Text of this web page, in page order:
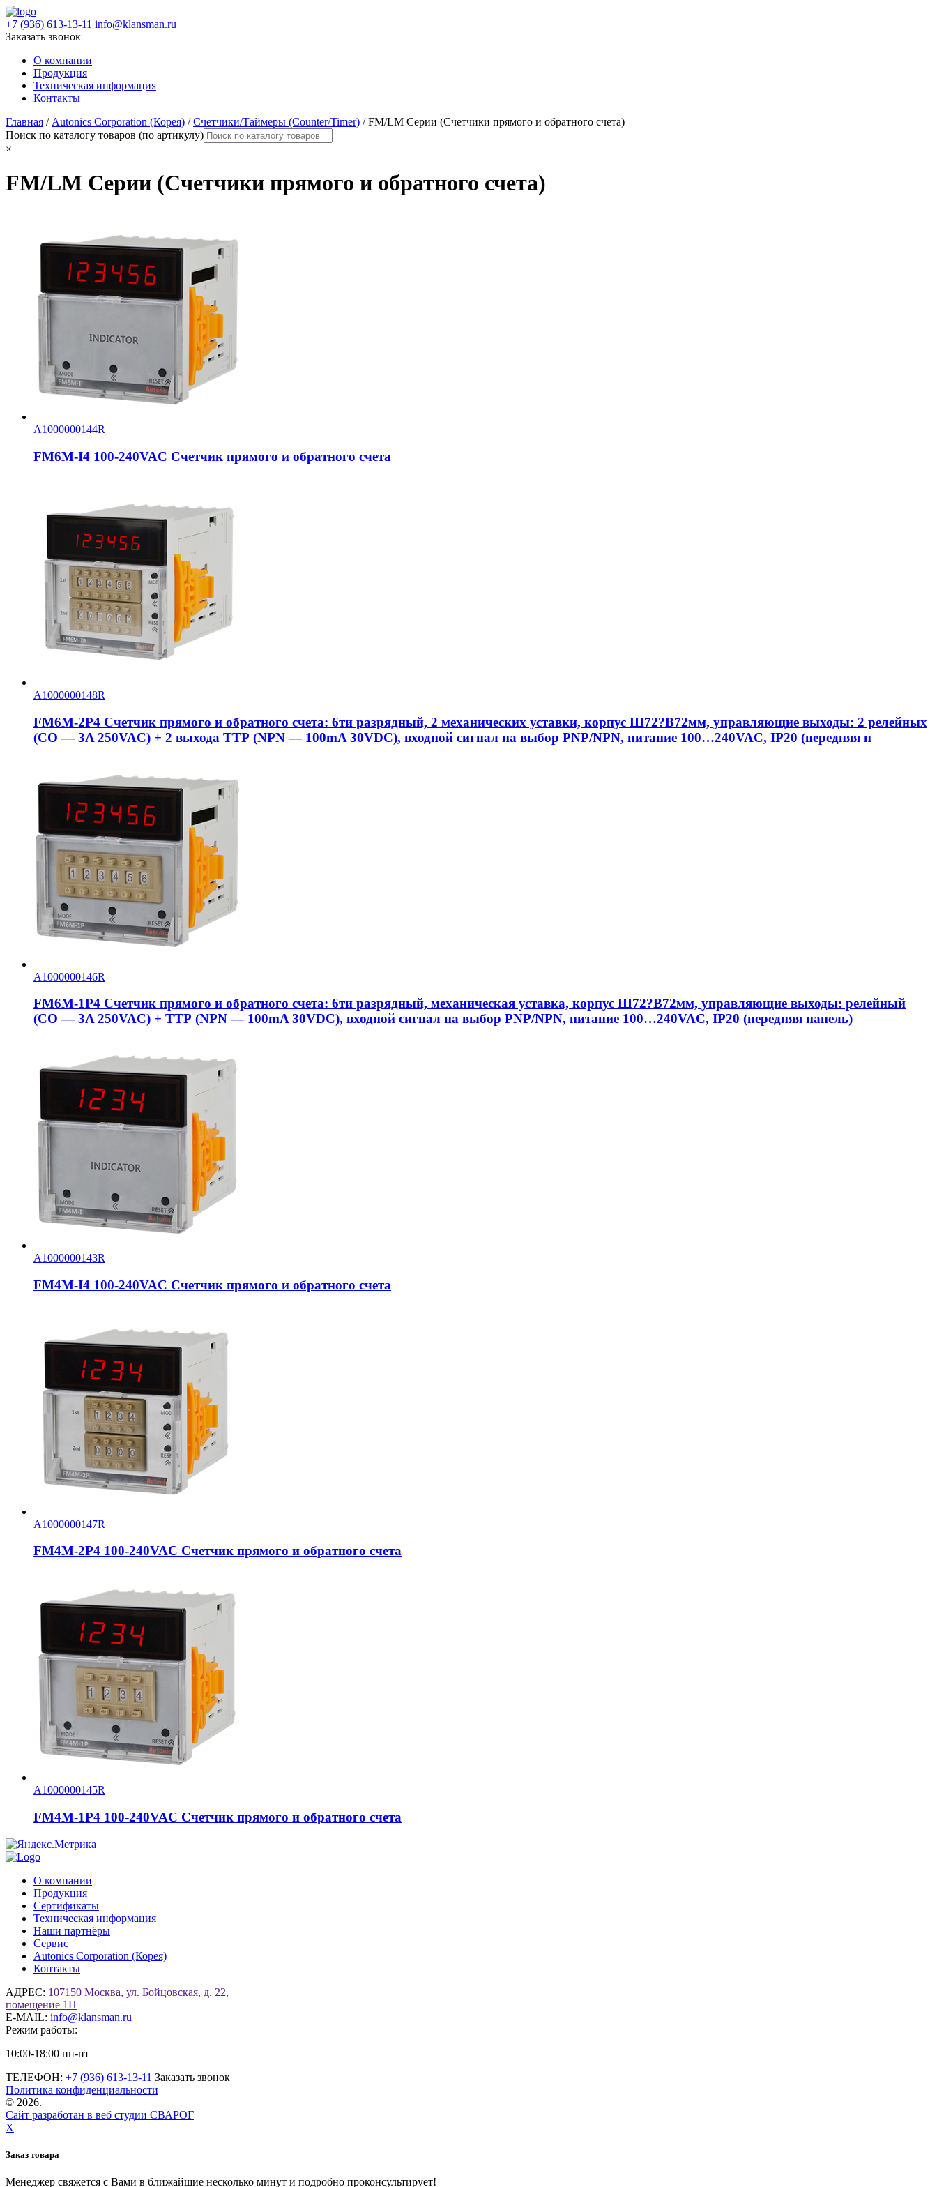
+7 (936) 613-13-11 info@klansman.ru
Заказать звонок
О компании
Продукция
Техническая информация
Контакты
Главная / Autonics Corporation (Корея) /Счетчики/Таймеры (Counter/Timer) / FM/LM Серии (Cчетчики прямого и обратного счета)
Поиск по каталогу товаров (по артикулу)
×
FM/LM Серии (Cчетчики прямого и обратного счета)
A1000000144R
FM6M-I4 100-240VAC Счетчик прямого и обратного счета
A1000000148R
FM6M-2P4 Счетчик прямого и обратного счета: 6ти разрядный, 2 механических уставки, корпус Ш72?В72мм, управляющие выходы: 2 релейных
(CO — 3A 250VAC) + 2 выхода ТТР (NPN — 100mA 30VDC), входной сигнал на выбор PNP/NPN, питание 100…240VAC, IP20 (передняя п
A1000000146R
FM6M-1P4 Счетчик прямого и обратного счета: 6ти разрядный, механическая уставка, корпус Ш72?В72мм, управляющие выходы: релейный
(CO — 3A 250VAC) + ТТР (NPN — 100mA 30VDC), входной сигнал на выбор PNP/NPN, питание 100…240VAC, IP20 (передняя панель)
A1000000143R
FM4M-I4 100-240VAC Счетчик прямого и обратного счета
A1000000147R
FM4M-2P4 100-240VAC Счетчик прямого и обратного счета
A1000000145R
FM4M-1P4 100-240VAC Счетчик прямого и обратного счета
О компании
Продукция
Сертификаты
Техническая информация
Наши партнёры
Сервис
Autonics Corporation (Корея)
Контакты
АДРЕС: 107150 Москва, ул. Бойцовская, д. 22,
помещение 1П
E-MAIL: info@klansman.ru
Режим работы:
10:00-18:00 пн-пт
ТЕЛЕФОН: +7 (936) 613-13-11 Заказать звонок
Политика конфиденциальности
© 2026.
Сайт разработан в веб студии СВАРОГ
X
Заказ товара
Менеджер свяжется с Вами в ближайшие несколько минут и подробно проконсультирует!